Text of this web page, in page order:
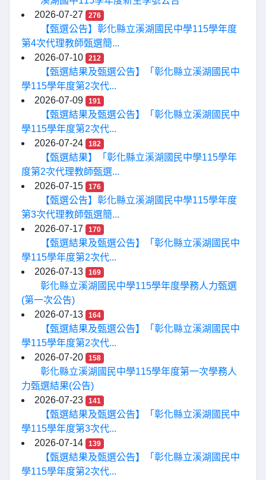
2026-07-27
276
【甄選公告】彰化縣立溪湖國民中學115學年度
第4次代理教師甄選簡...
2026-07-10
212
【甄選結果及甄選公告】「彰化縣立溪湖國民中
學115學年度第2次代...
2026-07-09
191
【甄選結果及甄選公告】「彰化縣立溪湖國民中
學115學年度第2次代...
2026-07-24
182
【甄選結果】「彰化縣立溪湖國民中學115學年
度第2次代理教師甄選...
2026-07-15
176
【甄選公告】彰化縣立溪湖國民中學115學年度
第3次代理教師甄選簡...
2026-07-17
170
【甄選結果及甄選公告】「彰化縣立溪湖國民中
學115學年度第2次代...
2026-07-13
169
彰化縣立溪湖國民中學115學年度學務人力甄選
(第一次公告)
2026-07-13
164
【甄選結果及甄選公告】「彰化縣立溪湖國民中
學115學年度第2次代...
2026-07-20
158
彰化縣立溪湖國民中學115學年度第一次學務人
力甄選結果(公告)
2026-07-23
141
【甄選結果及甄選公告】「彰化縣立溪湖國民中
學115學年度第3次代...
2026-07-14
139
【甄選結果及甄選公告】「彰化縣立溪湖國民中
學115學年度第2次代...